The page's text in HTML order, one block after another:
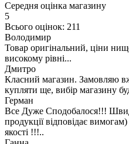
Середня оцінка магазину
5
Всього оцінок: 211
Володимир
Товар оригінальний, ціни
високому рівні...
Дмитро
Класний магазин. Замовляю
купляти ще, вибір магазину
Герман
Все Дуже Сподобалося!!!
продукції відповідає
якості !!!..